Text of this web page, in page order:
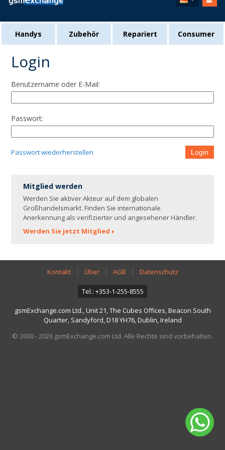
Handys Zubehör Repariert Consumer
Login
Benutzername oder E-Mail:
Passwort:
Passwort wiederherstellen Login
Mitglied werden
Werden Sie aktiver Akteur auf dem globalen
Großhandelsmarkt. Finden Sie internationale
Anerkennung als verifizierter und angesehener Händler.
Werden Sie jetzt Mitglied
Kontakt Über AGB Datenschutz
Tel.: +353-1-255-8555
gsmExchange.com Ltd., Unit 21, The Cubes Offices, Beacon South
Quarter, Sandyford, D18 YH76, Dublin, Ireland
© 2000 - 2026 gsmExchange.com Ltd. Alle Rechte sind vorbehalten.